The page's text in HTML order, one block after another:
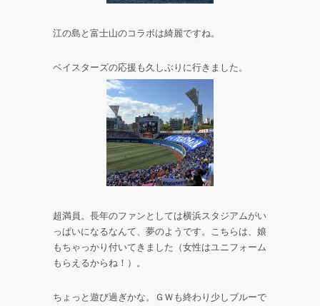
江の島と富士山のコラボは綺麗ですね。
ベイスターズの応援も久しぶりに行きました。
超満員。長年のファンとしては横浜スタジアムがい
っぱいになるなんて、夢のようです。こちらは、娘
もちゃっかり付いてきました（女性はユニフォーム
もらえるからね！）。
ちょっと遊び過ぎかな。ＧＷも終わり少しブルーで